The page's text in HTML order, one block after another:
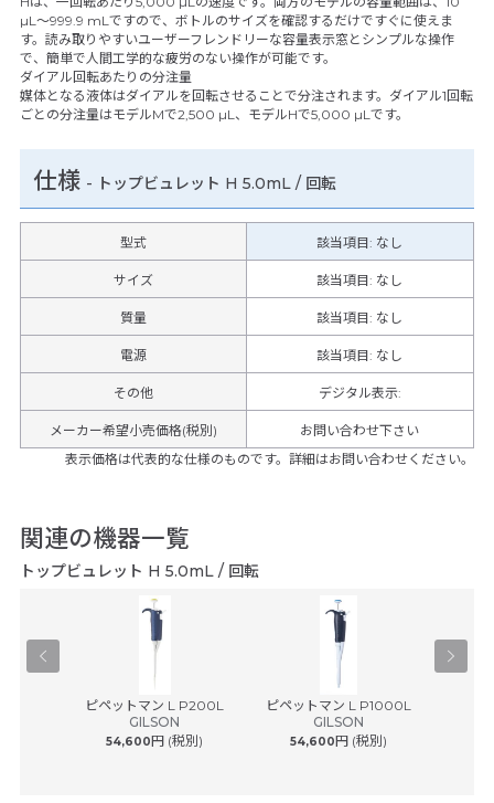
µL～999.9 mLですので、ボトルのサイズを確認するだけですぐに使えま
す。読み取りやすいユーザーフレンドリーな容量表示窓とシンプルな操作
で、簡単で人間工学的な疲労のない操作が可能です。
ダイアル回転あたりの分注量
媒体となる液体はダイアルを回転させることで分注されます。ダイアル1回転
ごとの分注量はモデルMで2,500 µL、モデルHで5,000 µLです。
仕様 - トップビュレット H 5.0mL / 回転
型式 該当項目: なし
サイズ 該当項目: なし
質量 該当項目: なし
電源 該当項目: なし
その他 デジタル表示:
メーカー希望小売価格(税別)
お問い合わせ下さい
表示価格は代表的な仕様のものです。詳細はお問い合わせください。
関連の機器一覧
トップビュレット H 5.0mL / 回転
ピペットマン L P200L
GILSON
54,600円 (税別)
ピペットマン L P1000L
GILSON
54,600円 (税別)